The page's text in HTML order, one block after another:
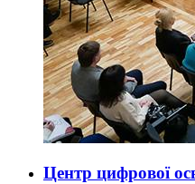
Центр цифрової